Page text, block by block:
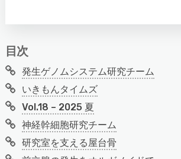
目次
発生ゲノムシステム研究チーム
いきもんタイムズ
Vol.18 – 2025 夏
神経幹細胞研究チーム
研究室を支える屋台骨